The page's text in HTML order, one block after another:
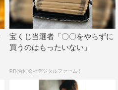
宝くじ当選者「〇〇をやらずに
買うのはもったいない」
PR(合同会社デジタルファーム )